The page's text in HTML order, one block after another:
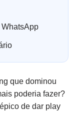
que dominou
poderia fazer?
de dar play